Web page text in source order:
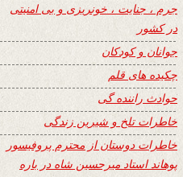
جرم ، جنایت ، خونریزی و بی امنیتی
در کشور
جوانان و کودکان
چکیده های قلم
حوادث راننده گی
خاطرات تلخ و شیرین زندگی
خاطرات دوستان از محترم پروفیسور
پوهاند استاد میرحسین شاه در باره